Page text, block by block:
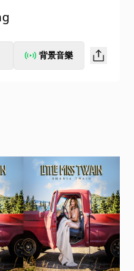
背景音樂